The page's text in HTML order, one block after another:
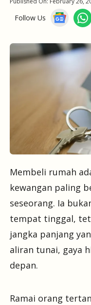
Follow Us
Membeli rumah
kewangan paling
seseorang. Ia
tempat tinggal,
jangka panjang
aliran tunai, gaya
depan.
Ramai orang